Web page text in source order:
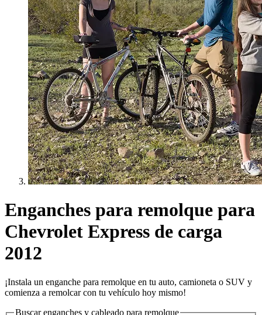
Enganches para remolque para
Chevrolet Express de carga
2012
¡Instala un enganche para remolque en tu auto, camioneta o SUV y
comienza a remolcar con tu vehículo hoy mismo!
Buscar enganches y cableado para remolque